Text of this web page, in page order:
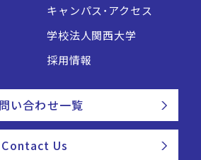
キャンパス・アクセス
学校法人関西大学
採用情報
い合わせ一覧
Contact Us